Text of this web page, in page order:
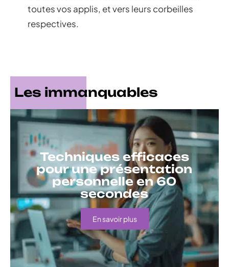
toutes vos applis, et vers leurs corbeilles
respectives.
Les immanquables
Techniques efficaces
pour une présentation
personnelle en 60
secondes
En savoir plus